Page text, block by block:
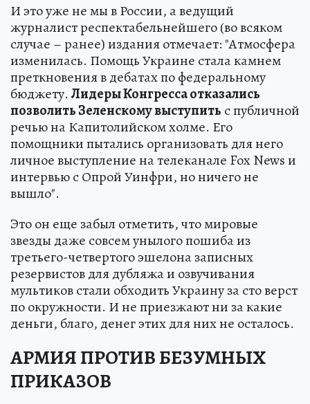
И это уже не мы в России, а ведущий
журналист респектабельнейшего (во всяком
случае – ранее) издания отмечает: "Атмосфера
изменилась. Помощь Украине стала камнем
преткновения в дебатах по федеральному
бюджету.Лидеры Конгресса отказались
позволить Зеленскому выступить с публичной
речью на Капитолийском холме. Его
помощники пытались организовать для него
личное выступление на телеканале Fox News и
интервью с Опрой Уинфри, но ничего не
вышло".
Это он еще забыл отметить, что мировые
звезды даже совсем унылого пошиба из
третьего-четвертого эшелона записных
резервистов для дубляжа и озвучивания
мультиков стали обходить Украину за сто верст
по окружности. И не приезжают ни за какие
деньги, благо, денег этих для них не осталось.
АРМИЯ ПРОТИВ БЕЗУМНЫХ
ПРИКАЗОВ